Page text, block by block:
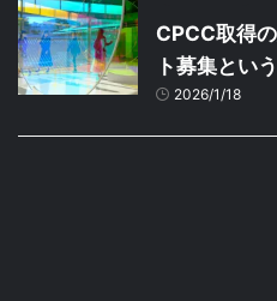
CPCC取得
ト募集とい
2026/1/18